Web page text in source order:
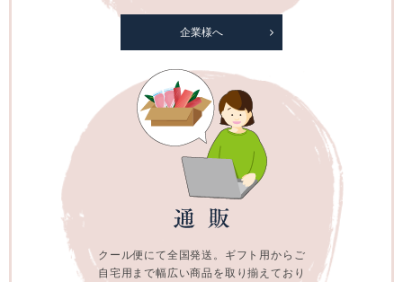
企業様へ
クール便にて全国発送。ギフト用からご
自宅用まで幅広い商品を取り揃えており